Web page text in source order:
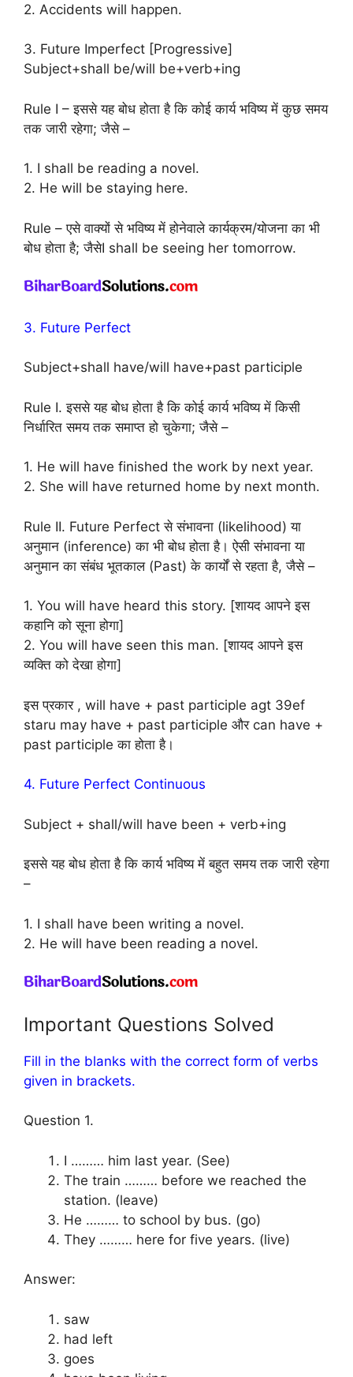
2. Accidents will happen.
3. Future Imperfect [Progressive]
Subject+shall be/will be+verb+ing
Rule I – इससे यह बोध होता है कि कोई कार्य भविष्य में कुछ समय
तक जारी रहेगा; जैसे –
1. I shall be reading a novel.
2. He will be staying here.
Rule – एसे वाक्यों से भविष्य में होनेवाले कार्यक्रम/योजना का भी
बोध होता है; जैसेI shall be seeing her tomorrow.
3. Future Perfect
Subject+shall have/will have+past participle
Rule I. इससे यह बोध होता है कि कोई कार्य भविष्य में किसी
निर्धारित समय तक समाप्त हो चुकेगा; जैसे –
1. He will have finished the work by next year.
2. She will have returned home by next month.
Rule II. Future Perfect से संभावना (likelihood) या
अनुमान (inference) का भी बोध होता है। ऐसी संभावना या
अनुमान का संबंध भूतकाल (Past) के कार्यों से रहता है, जैसे –
1. You will have heard this story. [शायद आपने इस
कहानि को सूना होगा]
2. You will have seen this man. [शायद आपने इस
व्यक्ति को देखा होगा]
इस प्रकार , will have + past participle agt 39ef
staru may have + past participle और can have +
past participle का होता है।
4. Future Perfect Continuous
Subject + shall/will have been + verb+ing
इससे यह बोध होता है कि कार्य भविष्य में बहुत समय तक जारी रहेगा
–
1. I shall have been writing a novel.
2. He will have been reading a novel.
Important Questions Solved
Fill in the blanks with the correct form of verbs
given in brackets.
Question 1.
I ……… him last year. (See)
The train ……… before we reached the
station. (leave)
He ……… to school by bus. (go)
They ……… here for five years. (live)
Answer:
saw
had left
goes